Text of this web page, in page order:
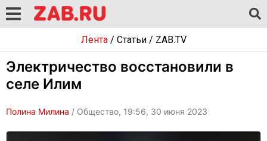
Лента/ Статьи/ ZAB.TV
Электричество восстановили в
селе Илим
Полина Милина / Общество, 19:56, 30 июня 2023